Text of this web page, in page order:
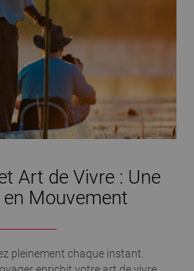
Art de Vivre : Une
Mouvement
pleinement chaque instant.